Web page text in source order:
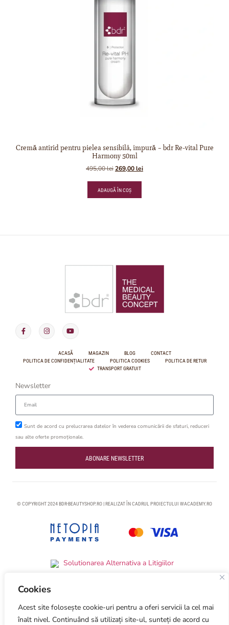
Cookies
Acest site folosește cookie-uri pentru a oferi servicii la cel mai
înalt nivel. Continuând să utilizați site-ul, sunteți de acord cu
Cremǎ antirid pentru pielea sensibilă, impurǎ – bdr Re-vital Pure
Harmony 50ml
495,00lei269,00lei
ADAUGĂ ÎN COȘ
ACASĂ MAGAZIN BLOG
CONTACT
POLITICA DE CONFIDENȚIALITATE
POLITICA COOKIES
POLITICA DE RETUR
TRANSPORT GRATUIT
Newsletter
Sunt de acord cu prelucrarea datelor în vederea comunicării de sfaturi, reduceri
sau alte oferte promoționale.
ABONARE NEWSLETTER
© COPYRIGHT 2024 BDR-BEAUTYSHOP.RO | REALIZAT ÎN CADRUL PROIECTULUI WACADEMY.RO
Optimized by Seraphinite Accelerator
Turns on site high speed to be attractive for people and search engines.